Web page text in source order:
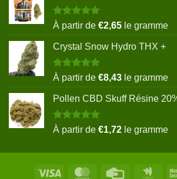
Note5.00
sur 5
À partir de €2,65 le gramme
Crystal Snow Hydro THX +
Note5.00
sur 5
À partir de €8,43 le gramme
Pollen CBD Skuff Résine
Note5.00
sur 5
À partir de €1,72 le gramme
Visa MasterCardCredit